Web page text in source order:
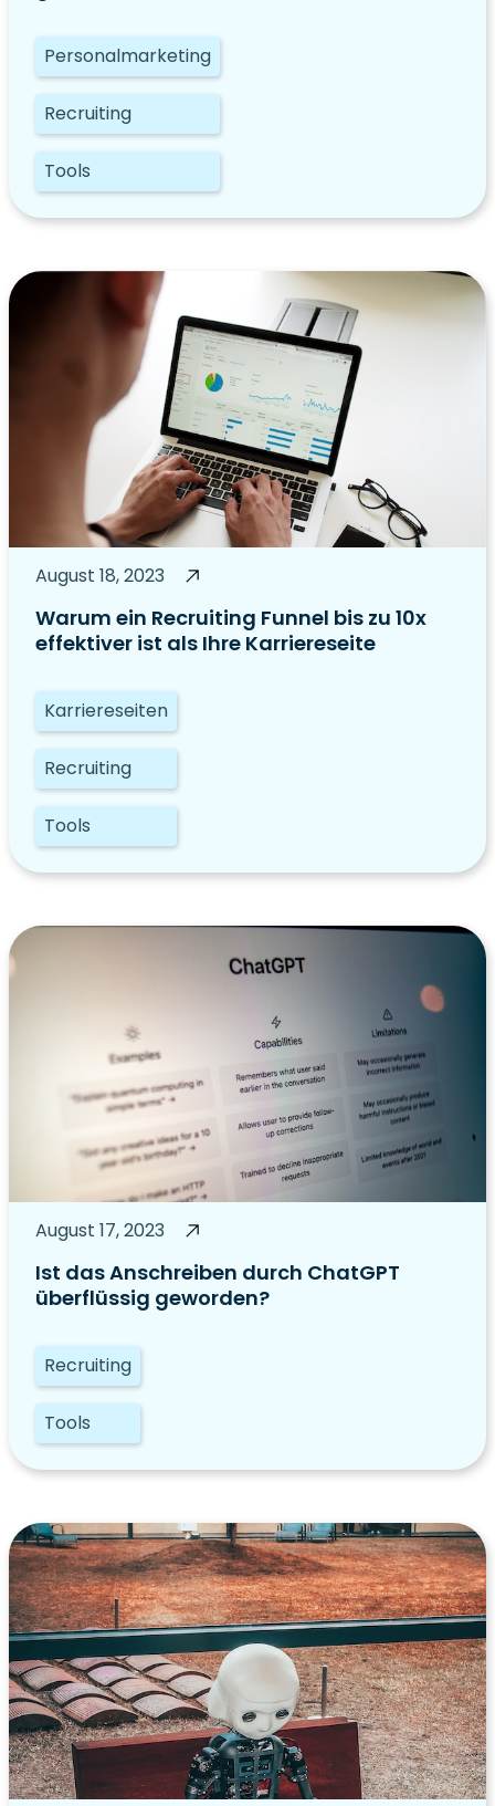
Personalmarketing
Recruiting
Tools
August 18, 2023
Warum ein Recruiting Funnel bis zu 10x
effektiver ist als Ihre Karriereseite
Karriereseiten
Recruiting
Tools
August 17, 2023
Ist das Anschreiben durch ChatGPT
überflüssig geworden?
Recruiting
Tools